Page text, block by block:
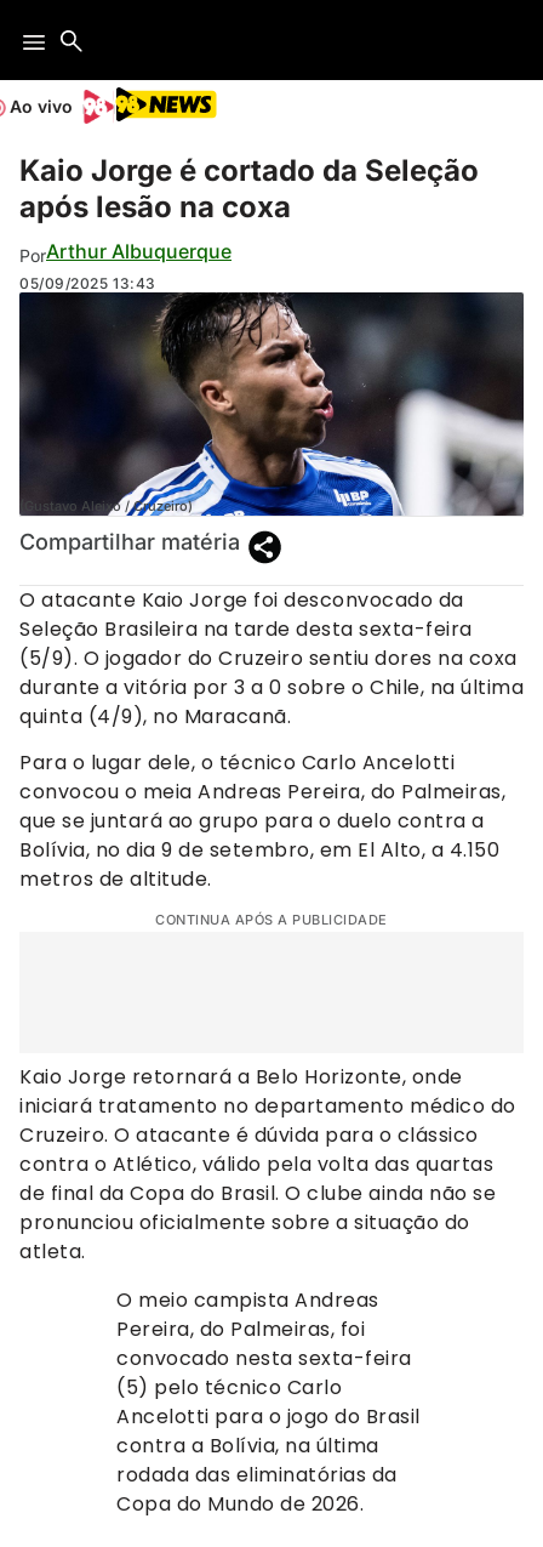
Ao vivo
Kaio Jorge é cortado da Seleção
após lesão na coxa
PorArthur Albuquerque
05/09/2025 13:43
(Gustavo Aleixo / Cruzeiro)
Compartilhar matéria
O atacante Kaio Jorge foi desconvocado da
Seleção Brasileira na tarde desta sexta-feira
(5/9). O jogador do Cruzeiro sentiu dores na coxa
durante a vitória por 3 a 0 sobre o Chile, na última
quinta (4/9), no Maracanã.
Para o lugar dele, o técnico Carlo Ancelotti
convocou o meia Andreas Pereira, do Palmeiras,
que se juntará ao grupo para o duelo contra a
Bolívia, no dia 9 de setembro, em El Alto, a 4.150
metros de altitude.
CONTINUA APÓS A PUBLICIDADE
Kaio Jorge retornará a Belo Horizonte, onde
iniciará tratamento no departamento médico do
Cruzeiro. O atacante é dúvida para o clássico
contra o Atlético, válido pela volta das quartas
de final da Copa do Brasil. O clube ainda não se
pronunciou oficialmente sobre a situação do
atleta.
O meio campista Andreas
Pereira, do Palmeiras, foi
convocado nesta sexta-feira
(5) pelo técnico Carlo
Ancelotti para o jogo do Brasil
contra a Bolívia, na última
rodada das eliminatórias da
Copa do Mundo de 2026.